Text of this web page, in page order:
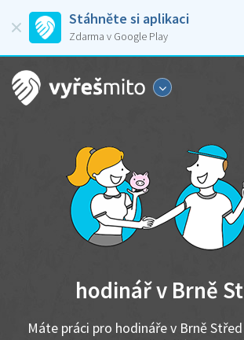
Stáhněte si aplikaci
Zdarma v Google Play
hodinář v Brně
Máte práci pro hodináře v Brně